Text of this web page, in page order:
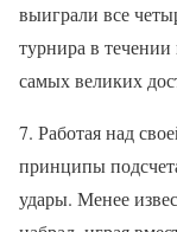
выиграли все
турнира в
самых великих
7. Работая над
принципы
удары. Менее